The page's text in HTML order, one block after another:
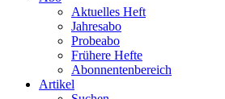
Aktuelles Heft
Jahresabo
Probeabo
Frühere Hefte
Abonnentenbereich
Artikel